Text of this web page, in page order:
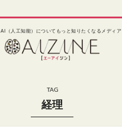
AI（人工知能）についてもっと知りたくなるメディア
経理